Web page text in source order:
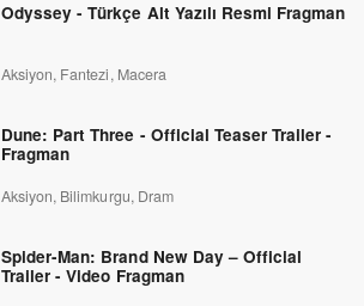
Odyssey - Türkçe Alt Yazılı Resmi Fragman
Aksiyon, Fantezi, Macera
Dune: Part Three - Official Teaser Trailer -
Fragman
Aksiyon, Bilimkurgu, Dram
Spider-Man: Brand New Day – Official
Trailer - Video Fragman